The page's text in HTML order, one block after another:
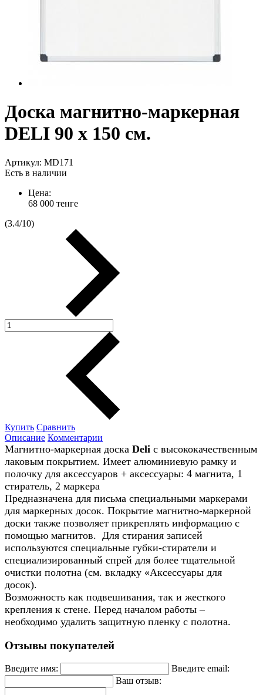
Доска магнитно-маркерная
DELI 90 х 150 см.
Артикул: MD171
Есть в наличии
Цена:
68 000 тенге
(3.4/10)
Купить Сравнить
Описание Комментарии
Магнитно-маркерная доска Deli с высококачественным
лаковым покрытием. Имеет алюминиевую рамку и
полочку для аксессуаров + аксессуары: 4 магнита, 1
стиратель, 2 маркера
Предназначена для письма специальными маркерами
для маркерных досок. Покрытие магнитно-маркерной
доски также позволяет прикреплять информацию с
помощью магнитов. Для стирания записей
используются специальные губки-стиратели и
специализированный спрей для более тщательной
очистки полотна (см. вкладку «Аксессуары для
досок).
Возможность как подвешивания, так и жесткого
крепления к стене. Перед началом работы –
необходимо удалить защитную пленку с полотна.
Отзывы покупателей
Введите имя:
Введите email:
Ваш отзыв: